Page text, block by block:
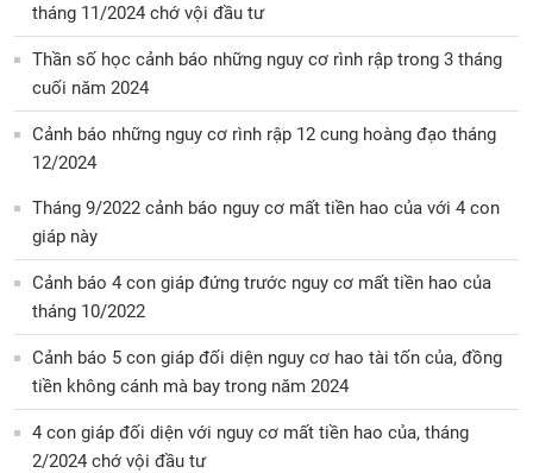
tháng 11/2024 chớ vội đầu tư
Thần số học cảnh báo những nguy cơ rình rập trong 3 tháng
cuối năm 2024
Cảnh báo những nguy cơ rình rập 12 cung hoàng đạo tháng
12/2024
Tháng 9/2022 cảnh báo nguy cơ mất tiền hao của với 4 con
giáp này
Cảnh báo 4 con giáp đứng trước nguy cơ mất tiền hao của
tháng 10/2022
Cảnh báo 5 con giáp đối diện nguy cơ hao tài tốn của, đồng
tiền không cánh mà bay trong năm 2024
4 con giáp đối diện với nguy cơ mất tiền hao của, tháng
2/2024 chớ vội đầu tư